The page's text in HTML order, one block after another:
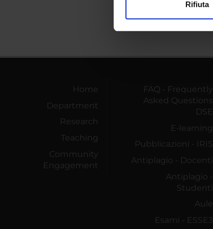
Rifiuta
Home
Department
Research
Teaching
Community
Engagement
FAQ - Frequently
Asked Questions
DSE
E-learning
Pubblicazioni - IRIS
Antiplagio - Docenti
Antiplagio -
Studenti
Aule
Esami - ESSE3